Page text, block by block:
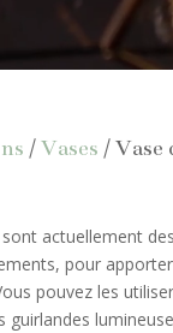
/Vases / Vase
actuellement
pour
pouvez les
guirlandes